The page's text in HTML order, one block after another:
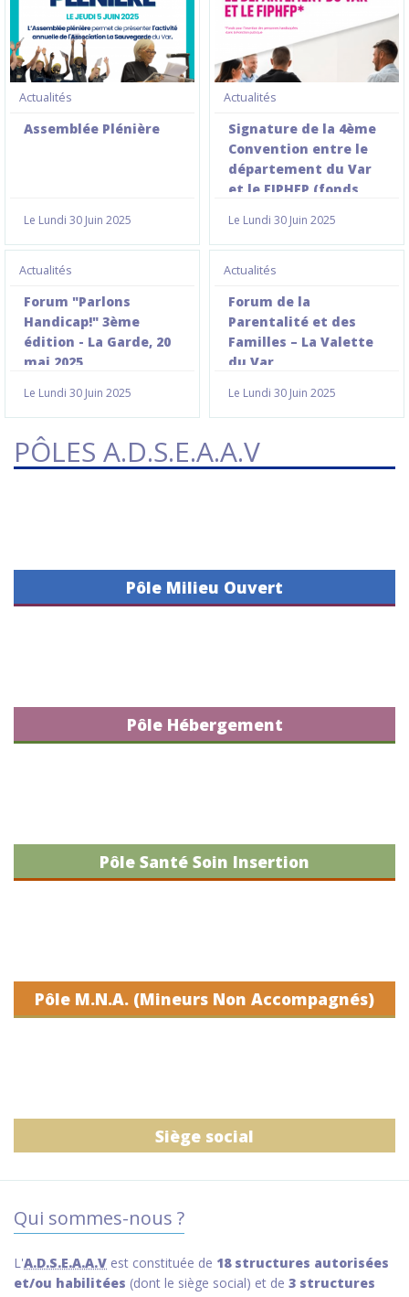
Actualités
Assemblée Plénière
Le Lundi 30 Juin 2025
Actualités
Signature de la 4ème
Convention entre le
département du Var
et le FIPHFP (fonds
personnes
handicapées dans la
Fonction publique)
Le Lundi 30 Juin 2025
Actualités
Forum "Parlons
Handicap!" 3ème
édition - La Garde, 20
mai 2025
Le Lundi 30 Juin 2025
Actualités
Forum de la
Parentalité et des
Familles – La Valette
du Var
Le Lundi 30 Juin 2025
PÔLES A.D.S.E.A.A.V
Pôle Milieu Ouvert
Pôle Hébergement
Pôle Santé Soin Insertion
Pôle M.N.A. (Mineurs Non Accompagnés)
Siège social
Qui sommes-nous ?
L'A.D.S.E.A.A.V est constituée de 18 structures autorisées
et/ou habilitées (dont le siège social) et de 3 structures